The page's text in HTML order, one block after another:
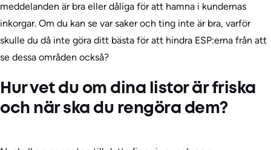
meddelanden är bra eller dåliga för att hamna i kundernas
inkorgar. Om du kan se var saker och ting inte är bra, varför
skulle du då inte göra ditt bästa för att hindra ESP:erna från att
se dessa områden också?
Hur vet du om dina listor är friska
och när ska du rengöra dem?